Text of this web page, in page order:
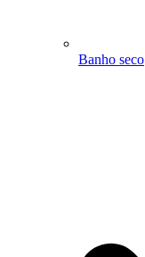
Banho seco